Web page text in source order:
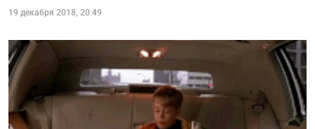
19 декабря 2018, 20:49